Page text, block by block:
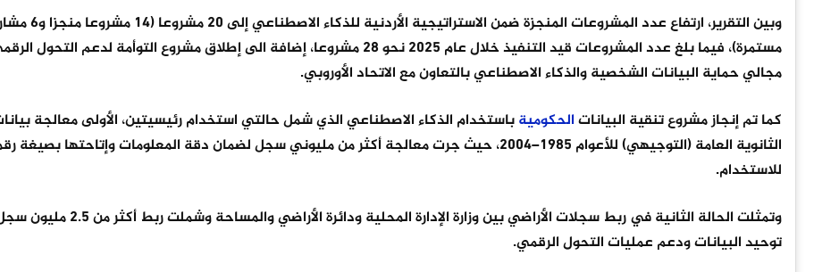
وبين التقرير، ارتفاع عدد المشروعات المنجزة ضمن الاستراتيجية
مستمرة)، فيما بلغ عدد المشروعات قيد التنفيذ خلال عام 2025 نحو 28 مشروعا، إضافة الى إطلاق مشروع التوأمة لدعم
مجالي حماية البيانات الشخصية والذكاء الاصطناعي بالتعاون مع الاتحاد الأوروبي.
كما تم إنجاز مشروع تنقية البياناتالحكوميةباستخدام الذكاء الاصطناعي الذي شمل حالتي استخدام رئيسيتين، الأولى معالجة
الثانوية العامة (التوجيهي) للأعوام 1985–2004، حيث جرت معالجة أكثر من مليوني سجل لضمان دقة المعلومات وإتاحتها
للاستخدام.
وتمثلت الحالة الثانية في ربط سجلات الأراضي بين وزارة الإدارة المحلية
توحيد البيانات ودعم عمليات التحول الرقمي.